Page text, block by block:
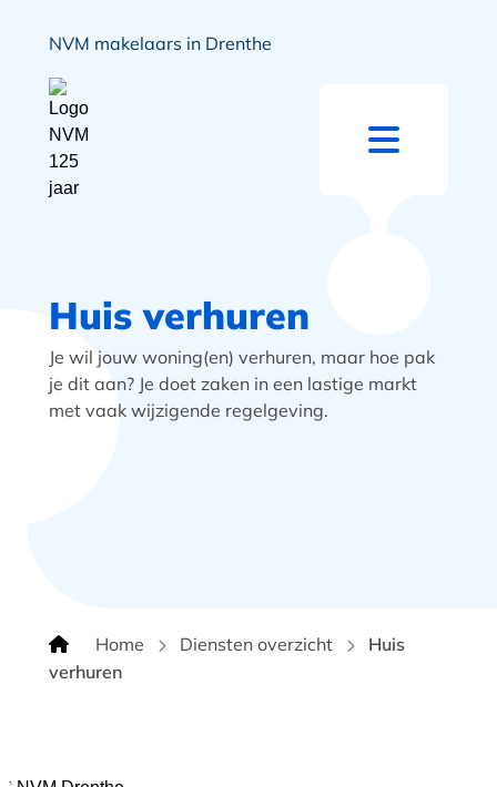
NVM makelaars in Drenthe
Huis verhuren
Je wil jouw woning(en) verhuren, maar hoe pak
je dit aan? Je doet zaken in een lastige markt
met vaak wijzigende regelgeving.
Home Diensten overzicht
Huis
verhuren